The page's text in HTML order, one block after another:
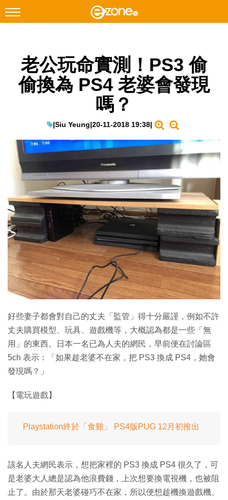
Facebook Instagram
科技焦點
教學評測
EduTech
IT Times
生成式AI與雲端應用
Enterprise Digital Transformation
特集
老公玩命實測！PS3 偷
偷換為 PS4 老婆會發現
嗎？
|Siu Yeung|20-11-2018 19:38|
好些妻子都會對自己的丈夫「監管」得十分嚴謹，例如不許
丈夫購買模型、玩具、遊戲機等，大概認為都是一些「無
用」的東西。日本一名已為人夫的網民，早前便在討論區
5ch 表示：「如果趁老婆不在家，把 PS3 換成 PS4，她會
發現嗎？」
【電玩遊戲】
Playstation終於「食雞」 PS4版PUG 12月初推出
該名人夫網民表示，想把家裡的 PS3 換成 PS4 很久了，可
是老婆大人總是認為他浪費錢，上次想要換電視機，也被阻
止了。由於那天老婆碰巧不在家，所以便想趁機換遊戲機。